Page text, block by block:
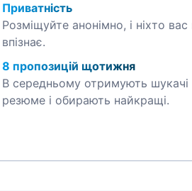
Приватність
Розміщуйте анонімно, і ніхто вас
впізнає.
8 пропозицій щотижня
В середньому отримують шукачі
резюме і обирають найкращі.